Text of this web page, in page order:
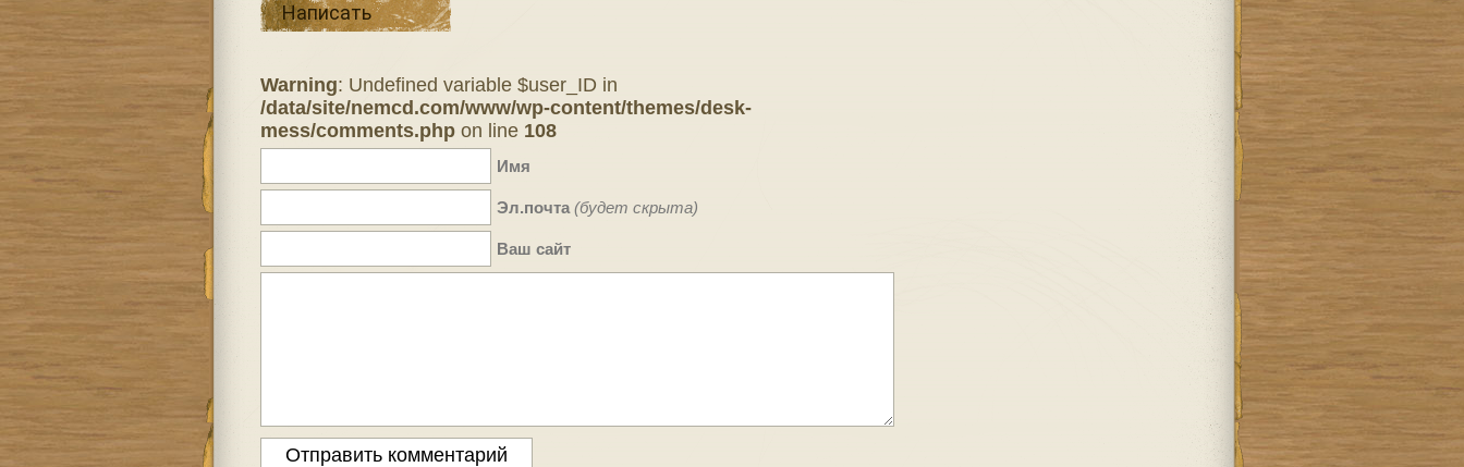
Написать
Warning: Undefined variable $user_ID in
/data/site/nemcd.com/www/wp-content/themes/desk-
mess/comments.phpon line 108
Имя
Эл.почта (будет скрыта)
Ваш сайт